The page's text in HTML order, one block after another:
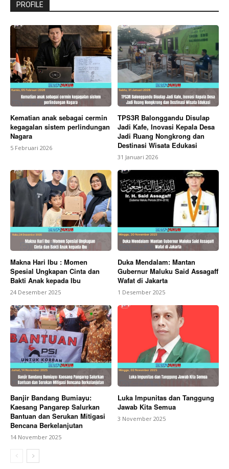
PROFILE
Kematian anak sebagai cermin
kegagalan sistem perlindungan
Nagara
5 Februari 2026
TPS3R Balonggandu Disulap
Jadi Kafe, Inovasi Kepala Desa
Jadi Ruang Nongkrong dan
Destinasi Wisata Edukasi
31 Januari 2026
Makna Hari Ibu : Momen
Spesial Ungkapan Cinta dan
Bakti Anak kepada Ibu
24 Desember 2025
Duka Mendalam: Mantan
Gubernur Maluku Said Assagaff
Wafat di Jakarta
1 Desember 2025
Banjir Bandang Bumiayu:
Kaesang Pangarep Salurkan
Bantuan dan Serukan Mitigasi
Bencana Berkelanjutan
14 November 2025
Luka Impunitas dan Tanggung
Jawab Kita Semua
3 November 2025